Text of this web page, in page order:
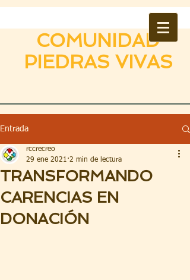
COMUNIDAD
PIEDRAS VIVAS
Entrada
TRANSFORMANDO
CARENCIAS EN
DONACIÓN
rccrecreo
29 ene 2021 2 min de lectura